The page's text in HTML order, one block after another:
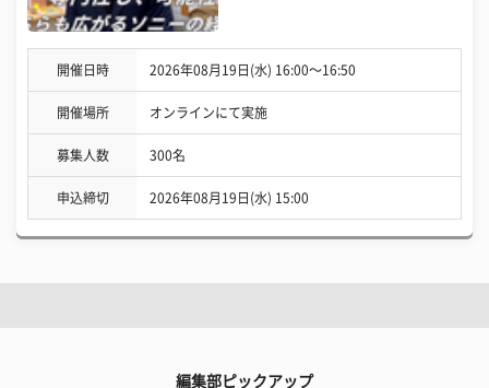
開催日時 2026年08月19日(水) 16:00〜16:50
開催場所 オンラインにて実施
募集人数 300名
申込締切 2026年08月19日(水) 15:00
編集部ピックアップ